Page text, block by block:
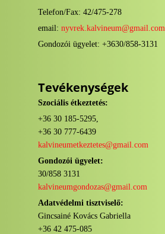
Telefon/Fax: 42/475-278
email: nyvrek.kalvineum@gmail.com
Gondozói ügyelet: +3630/858-3131
Tevékenységek
Szociális étkeztetés:
+36 30 185-5295,
+36 30 777-6439
kalvineumetkeztetes@gmail.com
Gondozói ügyelet:
30/858 3131
kalvineumgondozas@gmail.com
Adatvédelmi tisztviselő:
Gincsainé Kovács Gabriella
+36 42 475-085